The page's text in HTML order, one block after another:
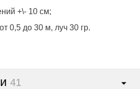
+\- 10 см;
0,5 до 30 м, луч 30 гр.
41